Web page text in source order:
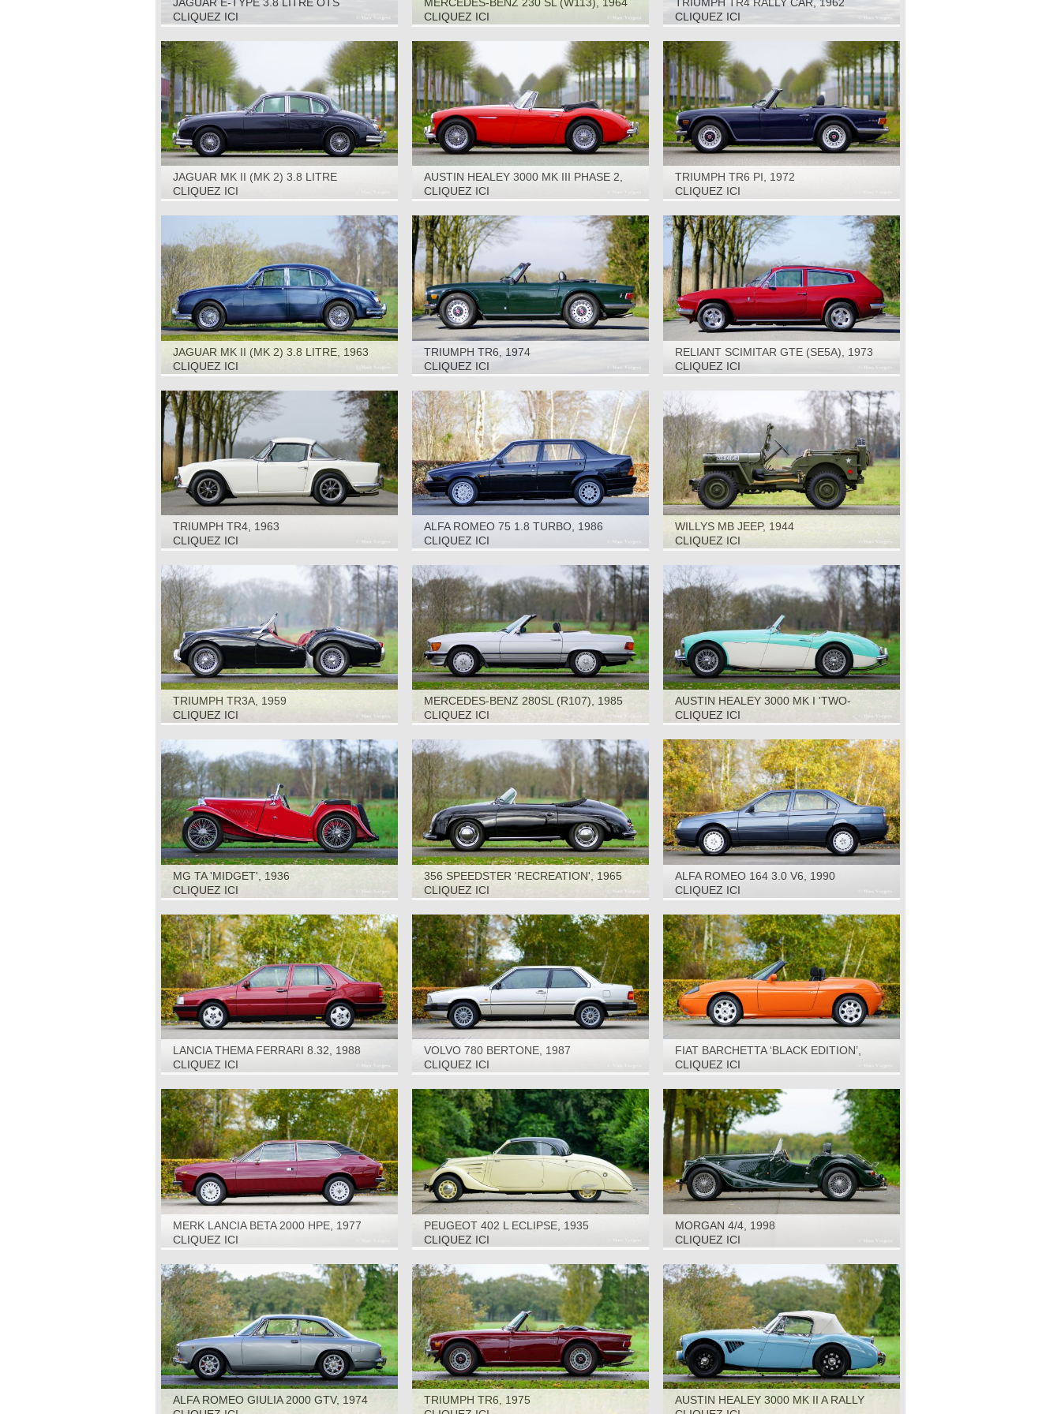
(ROADSTER) S1, 1964
CLIQUEZ ICI
CLIQUEZ ICI
CLIQUEZ ICI
JAGUAR MK II (MK 2) 3.8 LITRE
AUTOMATIC, 1963
CLIQUEZ ICI
AUSTIN HEALEY 3000 MK III PHASE 2,
1968
CLIQUEZ ICI
TRIUMPH TR6 PI, 1972
CLIQUEZ ICI
JAGUAR MK II (MK 2) 3.8 LITRE, 1963
CLIQUEZ ICI
TRIUMPH TR6, 1974
CLIQUEZ ICI
RELIANT SCIMITAR GTE (SE5A), 1973
CLIQUEZ ICI
TRIUMPH TR4, 1963
CLIQUEZ ICI
ALFA ROMEO 75 1.8 TURBO, 1986
CLIQUEZ ICI
WILLYS MB JEEP, 1944
CLIQUEZ ICI
TRIUMPH TR3A, 1959
CLIQUEZ ICI
MERCEDES-BENZ 280SL (R107), 1985
CLIQUEZ ICI
AUSTIN HEALEY 3000 MK I 'TWO-
SEATER', 1960
CLIQUEZ ICI
MG TA 'MIDGET', 1936
CLIQUEZ ICI
356 SPEEDSTER 'RECREATION', 1965
CLIQUEZ ICI
ALFA ROMEO 164 3.0 V6, 1990
CLIQUEZ ICI
LANCIA THEMA FERRARI 8.32, 1988
CLIQUEZ ICI
VOLVO 780 BERTONE, 1987
CLIQUEZ ICI
FIAT BARCHETTA ‘BLACK EDITION’,
2000
CLIQUEZ ICI
MERK LANCIA BETA 2000 HPE, 1977
CLIQUEZ ICI
PEUGEOT 402 L ECLIPSE, 1935
CLIQUEZ ICI
MORGAN 4/4, 1998
CLIQUEZ ICI
ALFA ROMEO GIULIA 2000 GTV, 1974
TRIUMPH TR6, 1975
AUSTIN HEALEY 3000 MK II A RALLY